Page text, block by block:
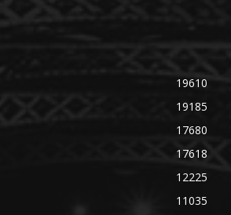
19610
19185
17680
17618
12225
11035